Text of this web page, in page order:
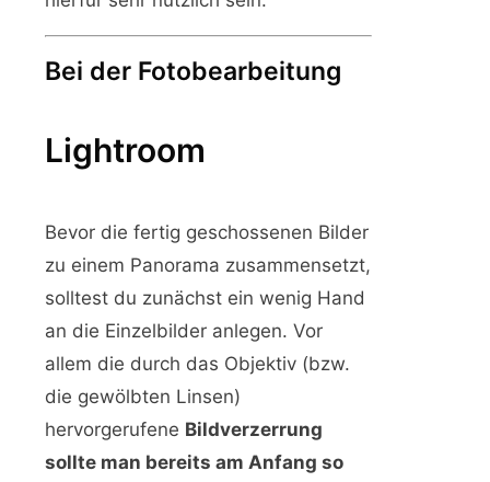
Bei der Fotobearbeitung
Lightroom
Bevor die fertig geschossenen Bilder
zu einem Panorama zusammensetzt,
solltest du zunächst ein wenig Hand
an die Einzelbilder anlegen. Vor
allem die durch das Objektiv (bzw.
die gewölbten Linsen)
hervorgerufene Bildverzerrung
sollte man bereits am Anfang so